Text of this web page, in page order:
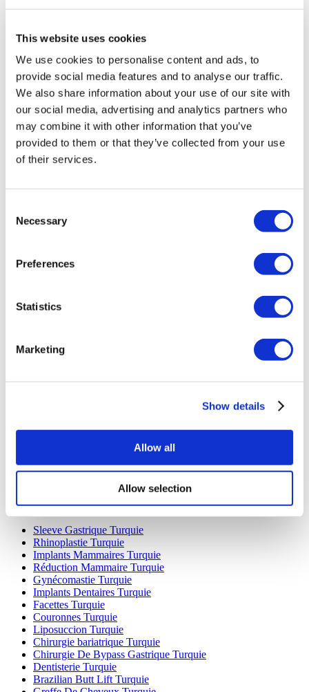
This website uses cookies
We use cookies to personalise content and ads, to
provide social media features and to analyse our traffic.
We also share information about your use of our site with
our social media, advertising and analytics partners who
may combine it with other information that you’ve
provided to them or that they’ve collected from your use
of their services.
Selection
Necessary
Preferences
Statistics
Marketing
Show details
Allow all
Allow selection
MIRAC SARA TOURISM, une agence de voyage de
12276).
santé certifié en tourisme de santé.
À propos de Nous
Comment Ça Marche
Guide Pré-Op
Auteurs & évaluateurs
Flymedi Programme de Parrainage
Plans De Paiement
Termes et conditions
Ajoutez votre clinique
Hungary Cliniques
Colombia Cliniques
Traitements Populaires en Turquie
Sleeve Gastrique Turquie
Rhinoplastie Turquie
Implants Mammaires Turquie
Réduction Mammaire Turquie
Gynécomastie Turquie
Implants Dentaires Turquie
Facettes Turquie
Couronnes Turquie
Liposuccion Turquie
Chirurgie bariatrique Turquie
Chirurgie De Bypass Gastrique Turquie
Dentisterie Turquie
Brazilian Butt Lift Turquie